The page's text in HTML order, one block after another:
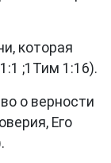
которая
;1Тим 1:16).
о верности
Его